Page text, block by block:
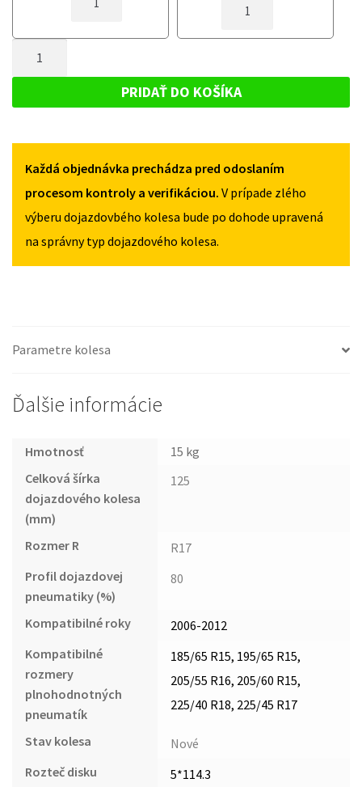
DOJAZDOVÉ
KIA
I
2012
DOJAZDOVÉ
I
2006-
5X114,3
KIA
2006-
2012
125/80R17
PRIDAŤ DO KOŠÍKA
Každá objednávka prechádza pred odoslaním
procesom kontroly a verifikáciou. V prípade zlého
výberu dojazdovbého kolesa bude po dohode upravená
na správny typ dojazdového kolesa.
Parametre kolesa
Ďalšie informácie
Hmotnosť
15 kg
Celková šírka
dojazdového kolesa
(mm)
125
Rozmer R
R17
Profil dojazdovej
pneumatiky (%)
80
Kompatibilné roky
2006-2012
Kompatibilné
rozmery
plnohodnotných
pneumatík
185/65 R15, 195/65 R15,
205/55 R16, 205/60 R15,
225/40 R18, 225/45 R17
Stav kolesa
Nové
Rozteč disku
5*114.3